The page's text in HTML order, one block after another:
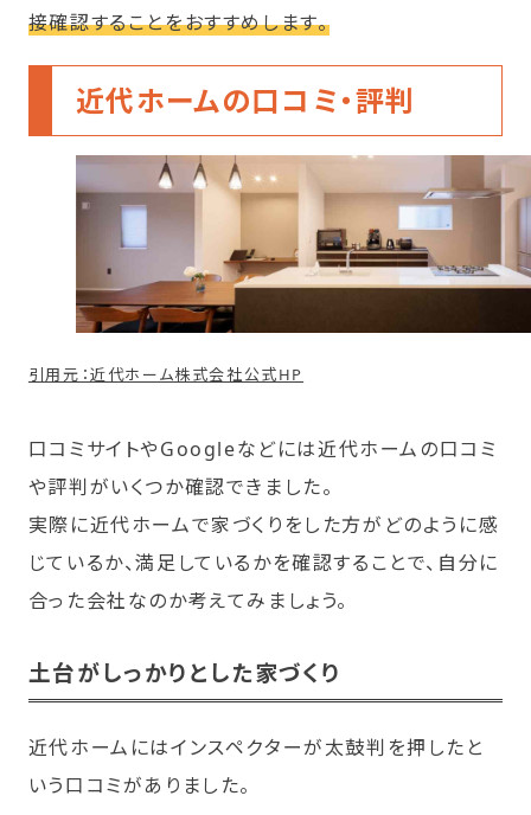
接確認することをおすすめします。
近代ホームの口コミ・評判
引用元：近代ホーム株式会社公式HP
口コミサイトやGoogleなどには近代ホームの口コミ
や評判がいくつか確認できました。
実際に近代ホームで家づくりをした方がどのように感
じているか、満足しているかを確認することで、自分に
合った会社なのか考えてみましょう。
土台がしっかりとした家づくり
近代ホームにはインスペクターが太鼓判を押したと
いう口コミがありました。